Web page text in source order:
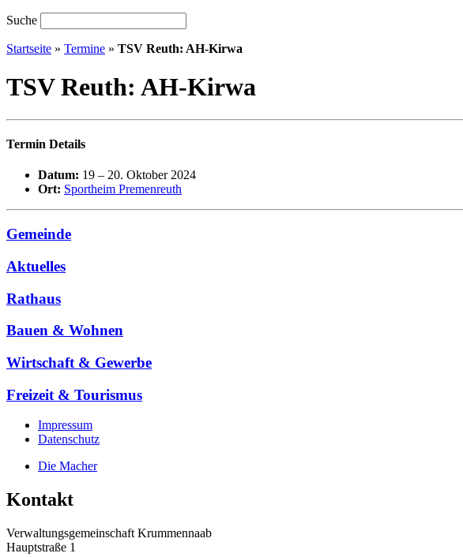
Suche
Startseite » Termine » TSV Reuth: AH-Kirwa
TSV Reuth: AH-Kirwa
Termin Details
Datum: 19 – 20. Oktober 2024
Ort: Sportheim Premenreuth
Gemeinde
Aktuelles
Rathaus
Bauen & Wohnen
Wirtschaft & Gewerbe
Freizeit & Tourismus
Impressum
Datenschutz
Die Macher
Kontakt
Verwaltungsgemeinschaft Krummennaab
Hauptstraße 1